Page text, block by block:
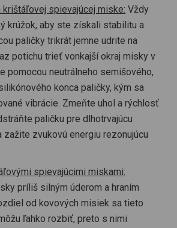
„bytia“ s našou planétou a vesmírom.
vedie k väčšej pohode tela aj
krištáľovej spievajúcej miske: Vždy
krúžok, aby ste získali stabilitu a
paličky trikrát jemne udrite na
potichu trieť vonkajší okraj misky v
pomocou neutrálneho semišového,
konca paličky, kým sa
vibrácie. Zmeňte uhol a rýchlosť
paličku pre dlhotrvajúcu
zažite zvukovú energiu rezonujúcu
spievajúcimi miskami:
príliš silným úderom a hraním
od kovových misiek sa tieto
ľahko rozbiť, preto s nimi